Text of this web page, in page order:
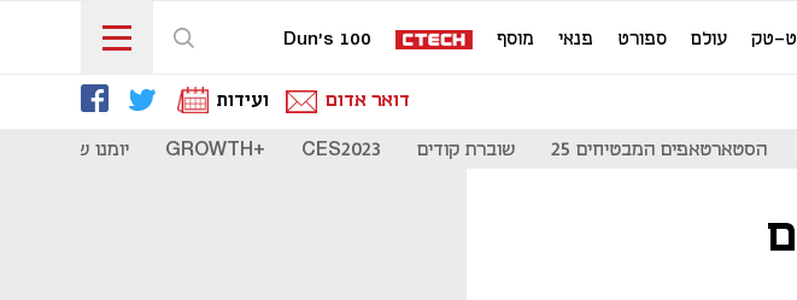
טק עולם ספורט פנאי מוסף Dun's 100
דואר אדום ועידות
הסטארטאפים המבטיחים 25 שוברת קודים CES2023
+GROWTH יומנו של